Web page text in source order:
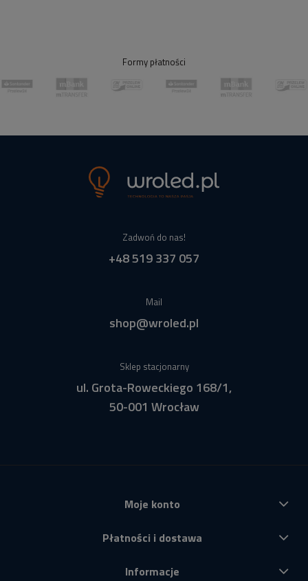
Formy płatności
Zadwoń do nas!
+48 519 337 057
Mail
shop@wroled.pl
Sklep stacjonarny
ul. Grota-Roweckiego 168/1,
50-001 Wrocław
Moje konto
Płatności i dostawa
Informacje